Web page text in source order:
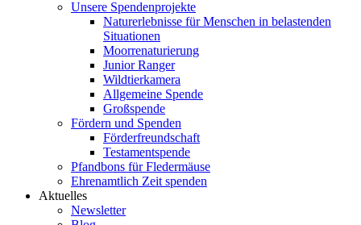
Unsere Spendenprojekte
Naturerlebnisse für Menschen in belastenden
Situationen
Moorrenaturierung
Junior Ranger
Wildtierkamera
Allgemeine Spende
Großspende
Fördern und Spenden
Förderfreundschaft
Testamentspende
Pfandbons für Fledermäuse
Ehrenamtlich Zeit spenden
Aktuelles
Newsletter